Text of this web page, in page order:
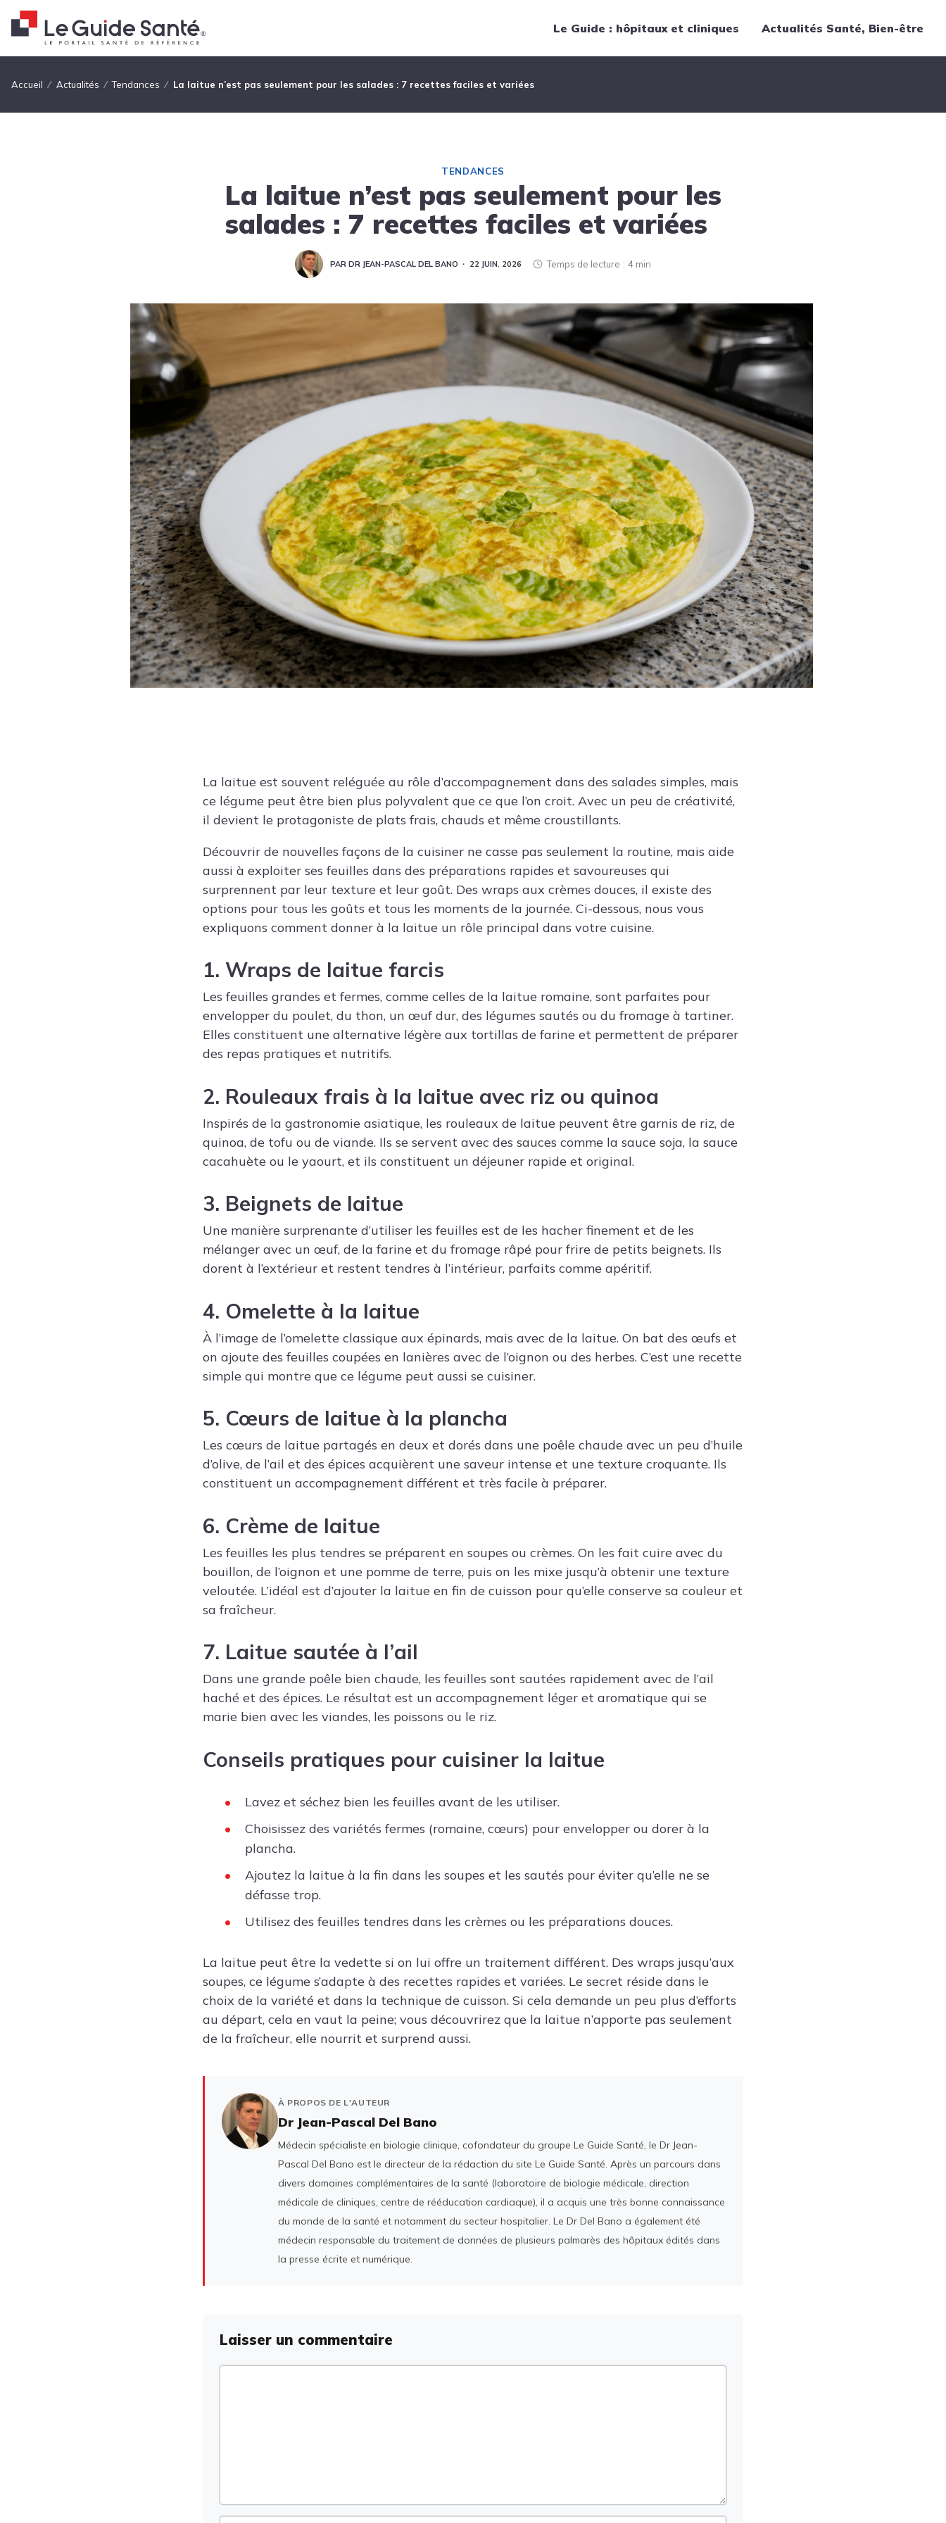
Le Guide : hôpitaux et cliniques Actualités Santé, Bien-être
Tendances
Medical News in English
Fil d'Ariane
Accueil Actualités Tendances La laitue n’est pas seulement pour les salades : 7 recettes faciles et variées
TENDANCES
La laitue n’est pas seulement pour les
salades : 7 recettes faciles et variées
PAR DR JEAN-PASCAL DEL BANO 22 JUIN. 2026 Temps de lecture 4 min
La laitue est souvent reléguée au rôle d’accompagnement dans des salades simples, mais
ce légume peut être bien plus polyvalent que ce que l’on croit. Avec un peu de créativité,
il devient le protagoniste de plats frais, chauds et même croustillants.
Découvrir de nouvelles façons de la cuisiner ne casse pas seulement la routine, mais aide
aussi à exploiter ses feuilles dans des préparations rapides et savoureuses qui
surprennent par leur texture et leur goût. Des wraps aux crèmes douces, il existe des
options pour tous les goûts et tous les moments de la journée. Ci-dessous, nous vous
expliquons comment donner à la laitue un rôle principal dans votre cuisine.
1. Wraps de laitue farcis
Les feuilles grandes et fermes, comme celles de la laitue romaine, sont parfaites pour
envelopper du poulet, du thon, un œuf dur, des légumes sautés ou du fromage à tartiner.
Elles constituent une alternative légère aux tortillas de farine et permettent de préparer
des repas pratiques et nutritifs.
2. Rouleaux frais à la laitue avec riz ou quinoa
Inspirés de la gastronomie asiatique, les rouleaux de laitue peuvent être garnis de riz, de
quinoa, de tofu ou de viande. Ils se servent avec des sauces comme la sauce soja, la sauce
cacahuète ou le yaourt, et ils constituent un déjeuner rapide et original.
3. Beignets de laitue
Une manière surprenante d’utiliser les feuilles est de les hacher finement et de les
mélanger avec un œuf, de la farine et du fromage râpé pour frire de petits beignets. Ils
dorent à l’extérieur et restent tendres à l’intérieur, parfaits comme apéritif.
4. Omelette à la laitue
À l’image de l’omelette classique aux épinards, mais avec de la laitue. On bat des œufs et
on ajoute des feuilles coupées en lanières avec de l’oignon ou des herbes. C’est une recette
simple qui montre que ce légume peut aussi se cuisiner.
5. Cœurs de laitue à la plancha
Les cœurs de laitue partagés en deux et dorés dans une poêle chaude avec un peu d’huile
d’olive, de l’ail et des épices acquièrent une saveur intense et une texture croquante. Ils
constituent un accompagnement différent et très facile à préparer.
6. Crème de laitue
Les feuilles les plus tendres se préparent en soupes ou crèmes. On les fait cuire avec du
bouillon, de l’oignon et une pomme de terre, puis on les mixe jusqu’à obtenir une texture
veloutée. L’idéal est d’ajouter la laitue en fin de cuisson pour qu’elle conserve sa couleur et
sa fraîcheur.
7. Laitue sautée à l’ail
Dans une grande poêle bien chaude, les feuilles sont sautées rapidement avec de l’ail
haché et des épices. Le résultat est un accompagnement léger et aromatique qui se
marie bien avec les viandes, les poissons ou le riz.
Conseils pratiques pour cuisiner la laitue
Lavez et séchez bien les feuilles avant de les utiliser.
Choisissez des variétés fermes (romaine, cœurs) pour envelopper ou dorer à la
plancha.
Ajoutez la laitue à la fin dans les soupes et les sautés pour éviter qu’elle ne se
défasse trop.
Utilisez des feuilles tendres dans les crèmes ou les préparations douces.
La laitue peut être la vedette si on lui offre un traitement différent. Des wraps jusqu’aux
soupes, ce légume s’adapte à des recettes rapides et variées. Le secret réside dans le
choix de la variété et dans la technique de cuisson. Si cela demande un peu plus d’efforts
au départ, cela en vaut la peine; vous découvrirez que la laitue n’apporte pas seulement
de la fraîcheur, elle nourrit et surprend aussi.
À PROPOS DE L'AUTEUR
Dr Jean-Pascal Del Bano
Médecin spécialiste en biologie clinique, cofondateur du groupe Le Guide Santé, le Dr Jean-
Pascal Del Bano est le directeur de la rédaction du site Le Guide Santé. Après un parcours dans
divers domaines complémentaires de la santé (laboratoire de biologie médicale, direction
médicale de cliniques, centre de rééducation cardiaque), il a acquis une très bonne connaissance
du monde de la santé et notamment du secteur hospitalier. Le Dr Del Bano a également été
médecin responsable du traitement de données de plusieurs palmarès des hôpitaux édités dans
la presse écrite et numérique.
Laisser un commentaire